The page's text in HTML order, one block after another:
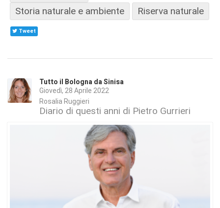
Storia naturale e ambiente
Riserva naturale
Tweet
Tutto il Bologna da Sinisa
Giovedì, 28 Aprile 2022
Rosalia Ruggieri
Diario di questi anni di Pietro Gurrieri